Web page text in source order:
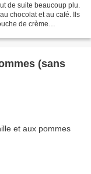
de suite beaucoup plu.
chocolat et au café. Ils
de crème
(sans